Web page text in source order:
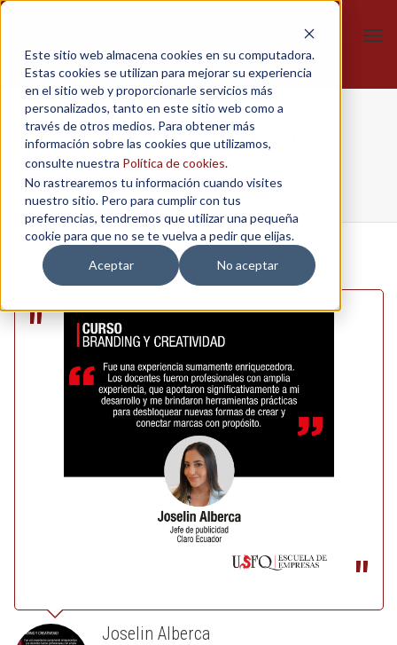
Este sitio web almacena cookies en su computadora.
Estas cookies se utilizan para mejorar su experiencia
en el sitio web y proporcionarle servicios más
personalizados, tanto en este sitio web como a
través de otros medios. Para obtener más
información sobre las cookies que utilizamos,
consulte nuestra Política de cookies.
No rastrearemos tu información cuando visites
nuestro sitio. Pero para cumplir con tus
preferencias, tendremos que utilizar una pequeña
cookie para que no se te vuelva a pedir que elijas.
Aceptar
No aceptar
Joselin Alberca
Home / Branding y creatividad / Joselin Alberca
Joselin Alberca